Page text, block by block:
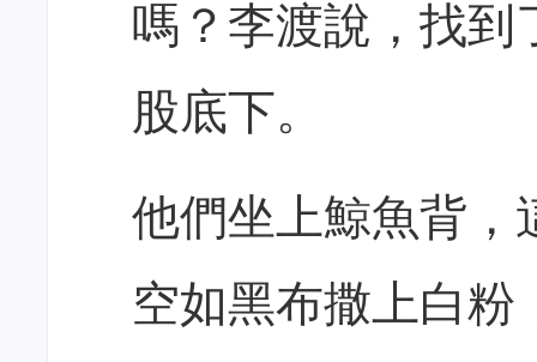
嗎？李渡說，找到
股底下。
他們坐上鯨魚背，
空如黑布撒上白粉